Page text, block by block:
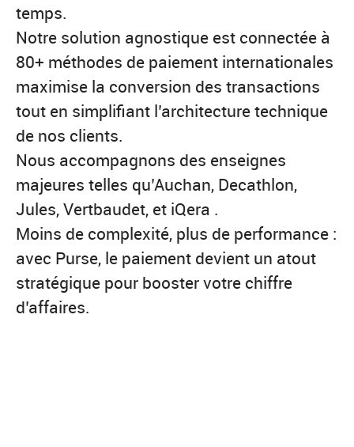
temps.
Notre solution agnostique est connectée à
80+ méthodes de paiement internationales
maximise la conversion des transactions
tout en simplifiant l’architecture technique
de nos clients.
Nous accompagnons des enseignes
majeures telles qu’Auchan, Decathlon,
Jules, Vertbaudet, et iQera .
Moins de complexité, plus de performance :
avec Purse, le paiement devient un atout
stratégique pour booster votre chiffre
d’affaires.